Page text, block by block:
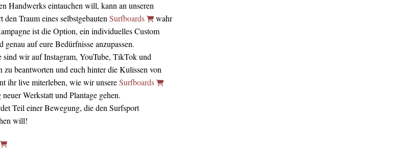
Handwerks eintauchen will, kann an unseren
Traum eines selbstgebautenSurfboards
wahr
ist die Option, ein individuelles Custom
auf eure Bedürfnisse anzupassen.
wir auf Instagram, YouTube, TikTok und
zu beantworten und euch hinter die Kulissen von
ihr live miterleben, wie wir unsereSurfboards
Werkstatt und Plantage gehen.
Teil einer Bewegung, die den Surfsport
will!